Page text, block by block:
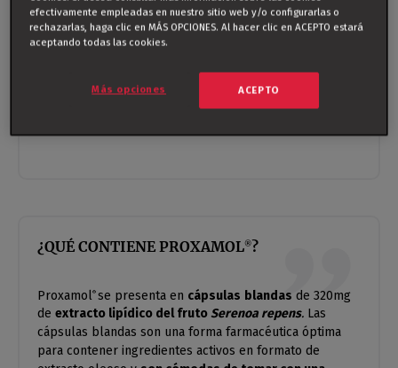
¿PARA QUÉ SE USA PROXAMOL ®?
Proxamol contiene Serenoa repensquecontribuye al
¿QUÉ CONTIENE PROXAMOL®?
Proxamol® se presenta en cápsulas blandas de 320mg
de extracto lipídico del frutoSerenoa repens. Las
cápsulas blandas son una forma farmacéutica óptima
para contener ingredientes activos en formato de
efectivamente empleadas en nuestro sitio web y/o configurarlas o
rechazarlas, haga clic en MÁS OPCIONES. Al hacer clic en ACEPTO estará
aceptando todas las cookies.
ACEPTO
Más opciones